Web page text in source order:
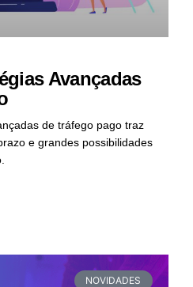
Avançadas
de tráfego pago traz
e grandes possibilidades
NOVIDADES